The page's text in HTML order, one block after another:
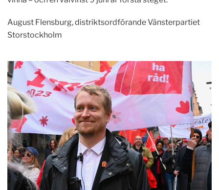
August Flensburg, distriktsordförande Vänsterpartiet
Storstockholm